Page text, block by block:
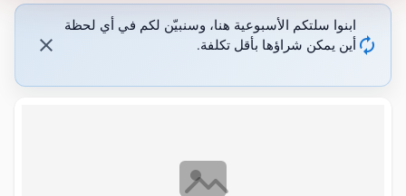
autorenew
ابنوا سلتكم الأسبوعية هنا، وسنبيّن لكم في أي لحظة
أين يمكن شراؤها بأقل تكلفة.
close